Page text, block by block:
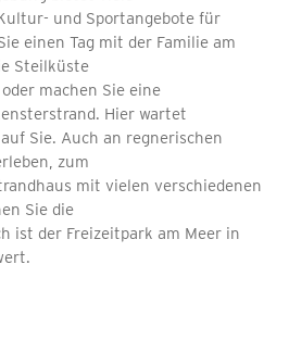
und Sportangebote für
einen Tag mit der Familie am
Steilküste
machen Sie eine
Hier wartet
Sie. Auch an regnerischen
zum
mit vielen verschiedenen
Sie die
ist der Freizeitpark am Meer in